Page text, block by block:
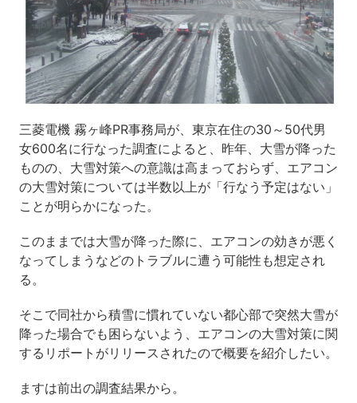
三菱電機 霧ヶ峰PR事務局が、東京在住の30～50代男
女600名に行なった調査によると、昨年、大雪が降った
ものの、大雪対策への意識は高まっておらず、エアコン
の大雪対策については半数以上が「行なう予定はない」
ことが明らかになった。
このままでは大雪が降った際に、エアコンの効きが悪く
なってしまうなどのトラブルに遭う可能性も想定され
る。
そこで同社から積雪に慣れていない都心部で突然大雪が
降った場合でも困らないよう、エアコンの大雪対策に関
するリポートがリリースされたので概要を紹介したい。
ますは前出の調査結果から。